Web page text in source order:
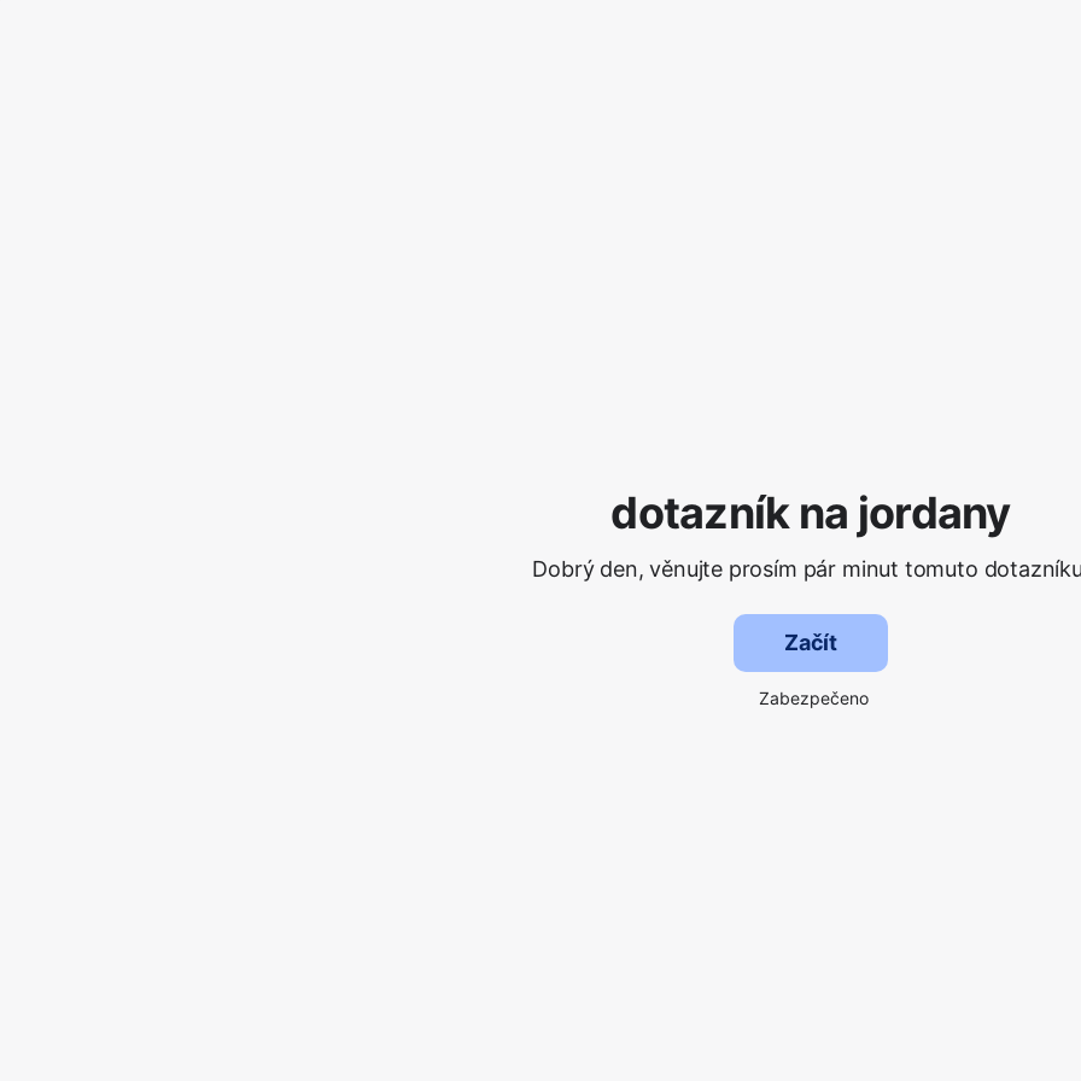
dotazník na jordany
Dobrý den, věnujte prosím pár minut tomuto
Začít
Zabezpečeno